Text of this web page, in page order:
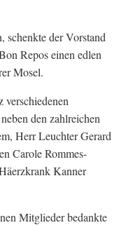
schenkte der Vorstand
Repos einen edlen
Mosel.
verschiedenen
den zahlreichen
Herr Leuchter Gerard
Carole Rommes-
Kanner
Mitglieder bedankte